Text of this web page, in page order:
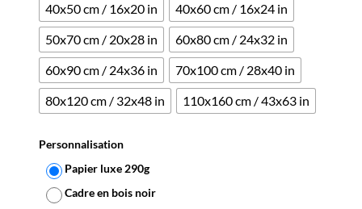
40x50 cm / 16x20 in
40x60 cm / 16x24 in
50x70 cm / 20x28 in
60x80 cm / 24x32 in
60x90 cm / 24x36 in
70x100 cm / 28x40 in
80x120 cm / 32x48 in
110x160 cm / 43x63 in
Personnalisation
Papier luxe 290g
Cadre en bois noir